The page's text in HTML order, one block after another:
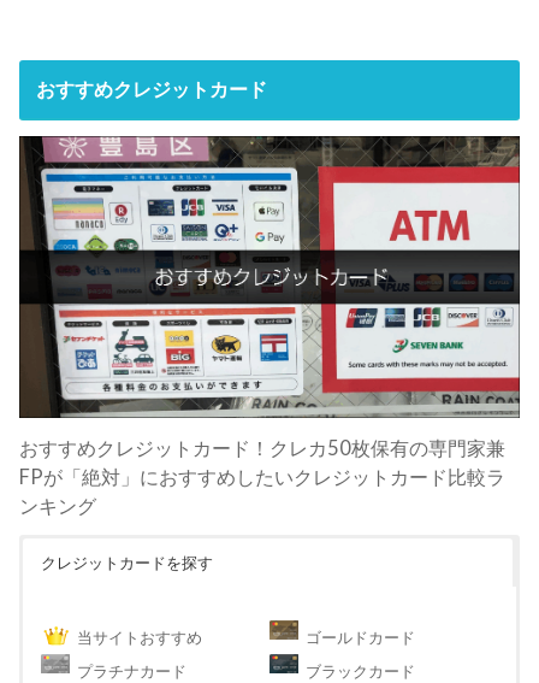
おすすめクレジットカード
おすすめクレジットカード！クレカ50枚保有の専門家兼
FPが「絶対」におすすめしたいクレジットカード比較ラ
ンキング
クレジットカードを探す
当サイトおすすめ
ゴールドカード
プラチナカード
ブラックカード